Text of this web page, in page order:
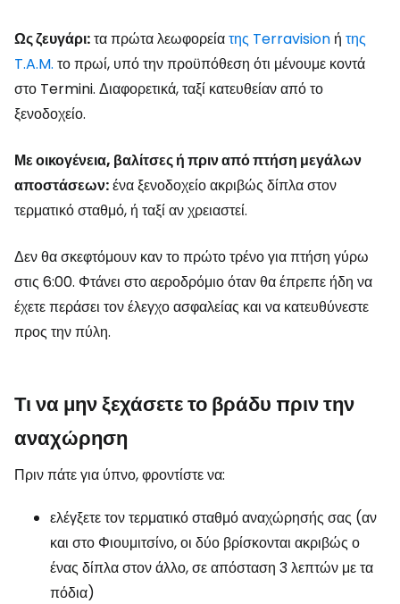
Ως ζευγάρι:τα πρώτα λεωφορείατης Terravision ή της
T.A.M. το πρωί, υπό την προϋπόθεση ότι μένουμε κοντά
στο Termini. Διαφορετικά, ταξί κατευθείαν από το
ξενοδοχείο.
Με οικογένεια, βαλίτσες ή πριν από πτήση μεγάλων
αποστάσεων:ένα ξενοδοχείο ακριβώς δίπλα στον
τερματικό σταθμό, ή ταξί αν χρειαστεί.
Δεν θα σκεφτόμουν καν το πρώτο τρένο για πτήση γύρω
στις 6:00. Φτάνει στο αεροδρόμιο όταν θα έπρεπε ήδη να
έχετε περάσει τον έλεγχο ασφαλείας και να κατευθύνεστε
προς την πύλη.
Τι να μην ξεχάσετε το βράδυ πριν την
αναχώρηση
Πριν πάτε για ύπνο, φροντίστε να:
ελέγξετε τον τερματικό σταθμό αναχώρησής σας (αν
και στο Φιουμιτσίνο, οι δύο βρίσκονται ακριβώς ο
ένας δίπλα στον άλλο, σε απόσταση 3 λεπτών με τα
πόδια)